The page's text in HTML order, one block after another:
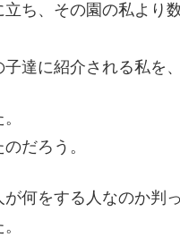
ち、その園の私より
達に紹介される私を
だろう。
何をする人なのか判